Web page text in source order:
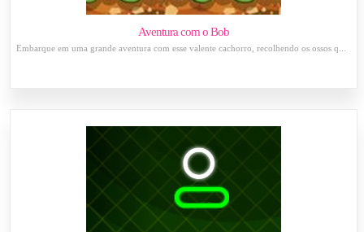
Aventura com o Bob
Embarque em uma grande aventura com esse valente cachorro, recolhendo os ossos q...